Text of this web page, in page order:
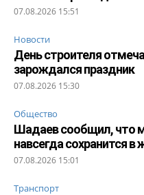
07.08.2026 15:51
Новости
День строителя
зарождался праздник
07.08.2026 15:30
Общество
Шадаев сообщил, что
навсегда сохранится в
07.08.2026 15:01
Транспорт